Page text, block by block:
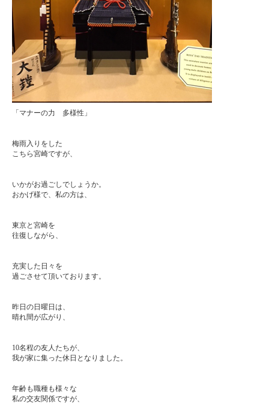
「マナーの力 多様性」
梅雨入りをした
こちら宮崎ですが、
いかがお過ごしでしょうか。
おかげ様で、私の方は、
東京と宮崎を
往復しながら、
充実した日々を
過ごさせて頂いております。
昨日の日曜日は、
晴れ間が広がり、
10名程の友人たちが、
我が家に集った休日となりました。
年齢も職種も様々な
私の交友関係ですが、